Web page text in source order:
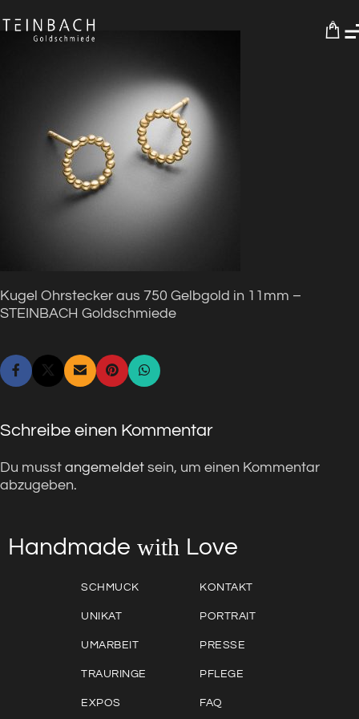
0
Kugel Ohrstecker aus 750 Gelbgold in 11mm –
STEINBACH Goldschmiede
Schreibe einen Kommentar
Du musst angemeldet sein, um einen Kommentar
abzugeben.
Handmade with Love
SCHMUCK
UNIKAT
UMARBEIT
TRAURINGE
EXPOS
KONTAKT
PORTRAIT
PRESSE
PFLEGE
FAQ